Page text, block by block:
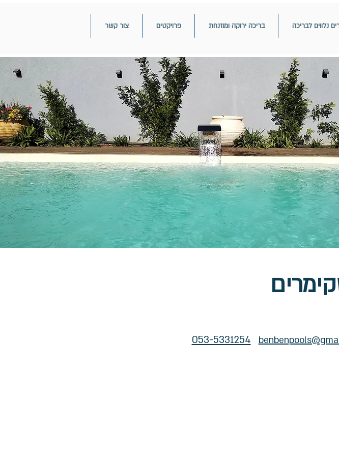
נלווים לבריכה בריכה ירוקה ומוזנחת פרויקטים צור קשר
053-5331254